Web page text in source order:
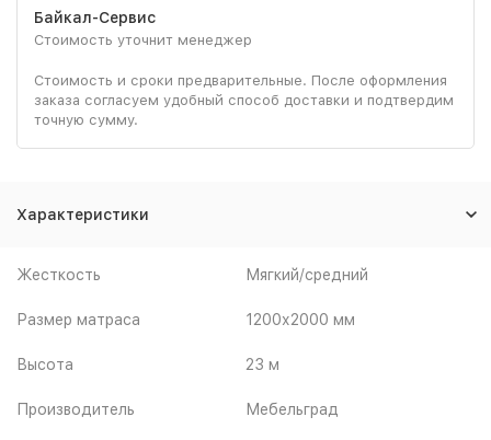
Байкал-Сервис
Стоимость уточнит менеджер
Стоимость и сроки предварительные. После оформления
заказа согласуем удобный способ доставки и подтвердим
точную сумму.
Характеристики
Жесткость Мягкий/средний
Размер матраса 1200х2000 мм
Высота 23 м
Производитель Мебельград